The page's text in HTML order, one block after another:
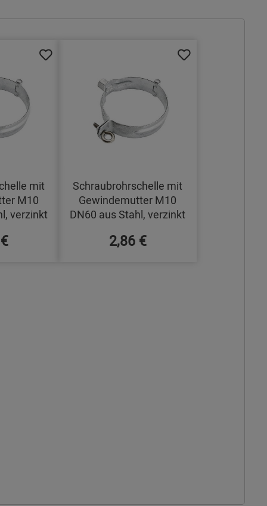
mit
M10
verzinkt
Schraubrohrschelle mit
Gewindemutter M10
DN60 aus Stahl, verzinkt
2,86 €